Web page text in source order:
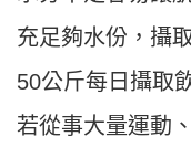
充足夠水份，攝
50公斤每日攝取
若從事大量運動